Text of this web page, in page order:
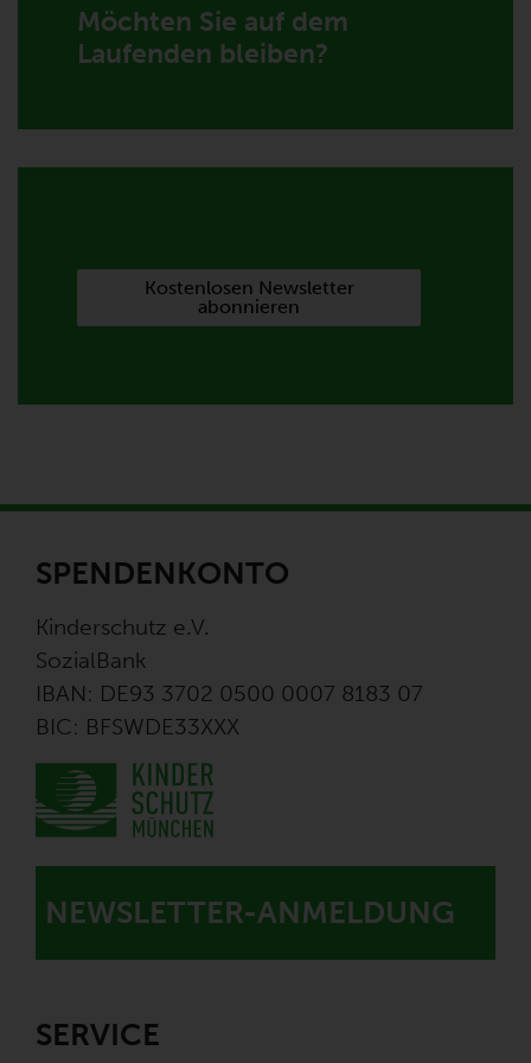
Möchten Sie auf dem
Laufenden bleiben?
Kostenlosen Newsletter
abonnieren
SPENDENKONTO
Kinderschutz e.V.
SozialBank
IBAN: DE93 3702 0500 0007 8183 07
BIC: BFSWDE33XXX
NEWSLETTER-ANMELDUNG
SERVICE